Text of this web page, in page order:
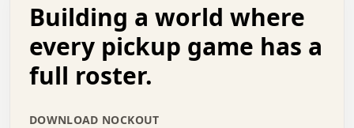
.   .   .   .   .   .   .   .   .   .   .   :   .
.   .   .   .   +   .   .   .   .   .   .   .   +
.   :   .   .   .   .   .   .   .   .   o   .   .
.   .   x   .   .   .   .   .   .   :   .   .   o
.   .   .   .   :   .   .   .   .   o   .   .   .
.   .   .   .   .   .   .   :   .   .   .   .   .
Building a world where
every pickup game has a
full roster.
DOWNLOAD NOCKOUT